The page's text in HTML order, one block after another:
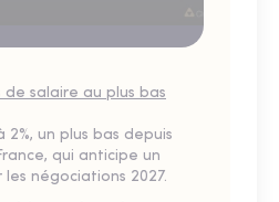
salaire au plus bas
2%, un plus bas depuis
qui anticipe un
négociations 2027.